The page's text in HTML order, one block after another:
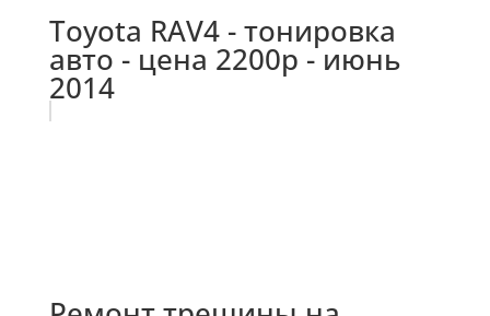
Toyota RAV4 - тонировка
авто - цена 2200р - июнь
2014